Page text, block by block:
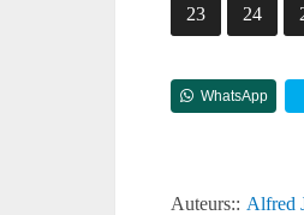
23 24
WhatsApp
Auteurs:: Alfred